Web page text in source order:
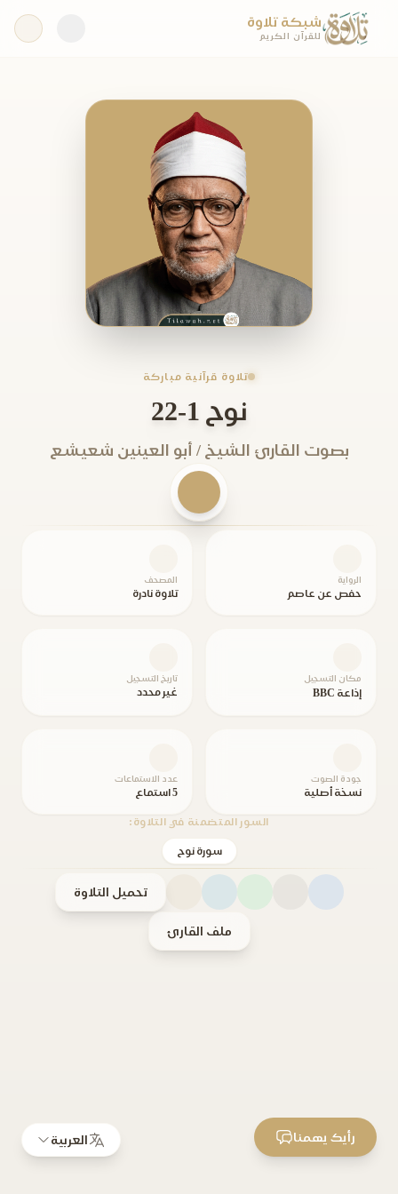
شبكة تلاوة
للقرآن الكريم
تلاوة قرآنية مباركة
نوح 1-22
بصوت القارئ الشيخ / أبو العينين شعيشع
الرواية
حفص عن عاصم
المصحف
تلاوة نادرة
مكان التسجيل
إذاعة BBC
تاريخ التسجيل
غير محدد
جودة الصوت
نسخة أصلية
عدد الاستماعات
5 استماع
السور المتضمنة في التلاوة:
سورة نوح
تحميل التلاوة
ملف القارئ
العربية رأيك يهمنا